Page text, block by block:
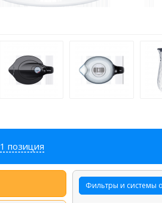
1 позиция
Фильтры и системы